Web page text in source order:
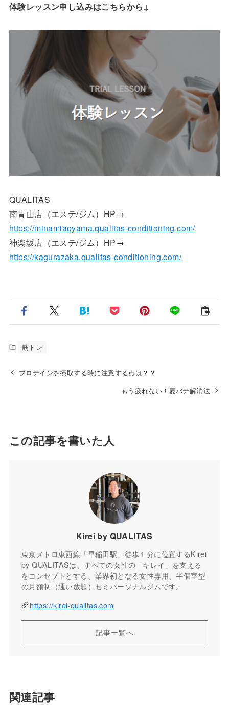
体験レッスン申し込みはこちらから↓
QUALITAS
南青山店（エステ/ジム）HP→
https://minamiaoyama.qualitas-conditioning.com/
神楽坂店（エステ/ジム）HP→
https://kagurazaka.qualitas-conditioning.com/
筋トレ
プロテインを摂取する時に注意する点は？？
もう疲れない！夏バテ解消法
この記事を書いた人
Kirei by QUALITAS
東京メトロ東西線「早稲田駅」徒歩１分に位置するKirei
by QUALITASは、すべての女性の「キレイ」を支える
をコンセプトとする、業界初となる女性専用、半個室型
の月額制（通い放題）セミパーソナルジムです。
https://kirei-qualitas.com
記事一覧へ
関連記事